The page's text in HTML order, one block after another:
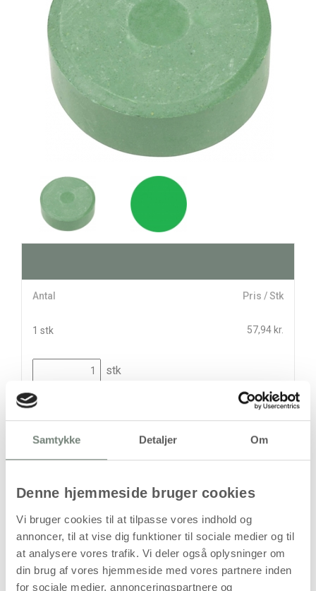
Samtykke Detaljer Om
Denne hjemmeside bruger cookies
Vi bruger cookies til at tilpasse vores indhold og
annoncer, til at vise dig funktioner til sociale medier og til
at analysere vores trafik. Vi deler også oplysninger om
din brug af vores hjemmeside med vores partnere inden
for sociale medier, annonceringspartnere og
Antal Pris / Stk
1 stk 57,94 kr.
stk
57,94kr.
Leveringsomkostninger
Din bestilling er først bindende,